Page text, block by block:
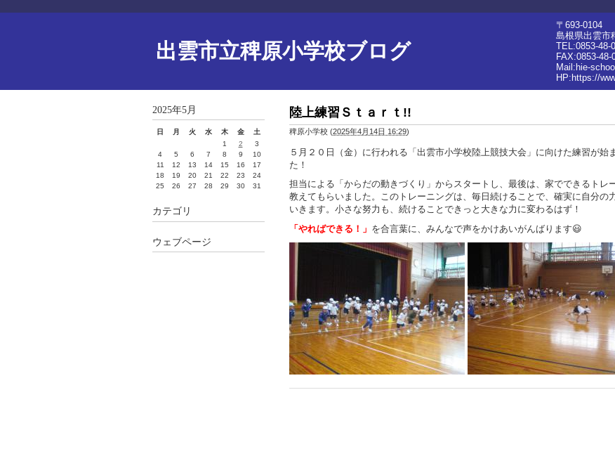
出雲市立稗原小学校ブログ
〒693-0104
島根県出雲市
TEL:0853-48-
FAX:0853-48-
Mail:hie-
HP: https://
陸上練習Ｓｔａｒｔ!!
稗原小学校 (2025年4月14日 16:29)
５月２０日（金）に行われる「出雲市小学校陸上競技大会」に向けた練習が始
た！
担当による「からだの動きづくり」からスタートし、最後は、家でできるトレ
教えてもらいました。このトレーニングは、毎日続けることで、確実に自分の
いきます。小さな努力も、続けることできっと大きな力に変わるはず！
「やればできる！」 を合言葉に、みんなで声をかけあいがんばります😃
2025年5月
日 月 火 水 木 金
土
1
2
3
4
5 6 7 8 9
10
11
12 13 14 15 16
17
18
19 20 21 22 23
24
25
26 27 28 29 30 31
カテゴリ
ウェブページ